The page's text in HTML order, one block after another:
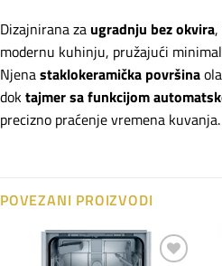
Dizajnirana zaugradnju bez okvira,
modernu kuhinju, pružajući
Njenastaklokeramička površina
doktajmer sa funkcijom
precizno praćenje vremena kuvanja.
POVEZANI PROIZVODI